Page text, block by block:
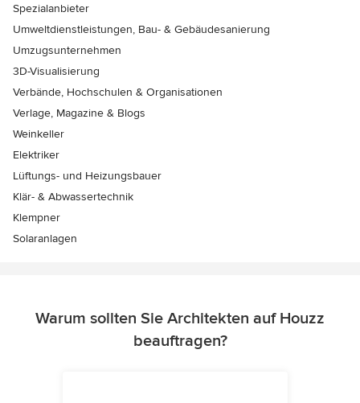
Spezialanbieter
Umweltdienstleistungen, Bau- & Gebäudesanierung
Umzugsunternehmen
3D-Visualisierung
Verbände, Hochschulen & Organisationen
Verlage, Magazine & Blogs
Weinkeller
Elektriker
Lüftungs- und Heizungsbauer
Klär- & Abwassertechnik
Klempner
Solaranlagen
Warum sollten Sie Architekten auf Houzz
beauftragen?